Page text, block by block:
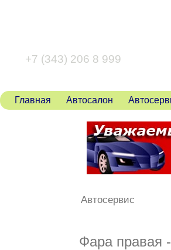
+7 (343) 206 8 999
Главная Автосалон
Автосервис
Фара правая